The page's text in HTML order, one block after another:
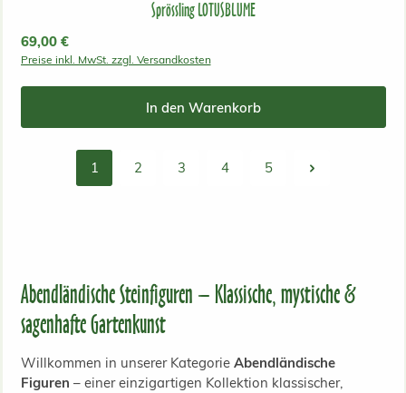
Sprössling LOTUSBLUME
Regulärer Preis:
69,00 €
Preise inkl. MwSt. zzgl. Versandkosten
In den Warenkorb
Seite
1 Seite
2 Seite
3 Seite
4 Seite
5
Abendländische Steinfiguren – Klassische, mystische &
sagenhafte Gartenkunst
Willkommen in unserer Kategorie Abendländische
Figuren – einer einzigartigen Kollektion klassischer,